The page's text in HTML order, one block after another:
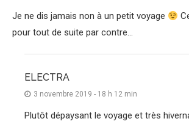
Je ne dis jamais non à un petit voyage
pour tout de suite par contre…
ELECTRA
3 novembre 2019 - 18 h 12 min
Plutôt dépaysant le voyage et très